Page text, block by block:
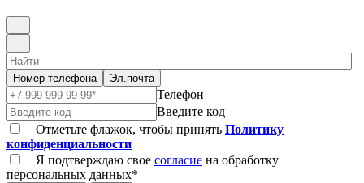
Номер телефона Эл.почта
Телефон
Введите код
Отметьте флажок, чтобы принять Политику
конфиденциальности
Я подтверждаю свое согласие на обработку
персональных данных*